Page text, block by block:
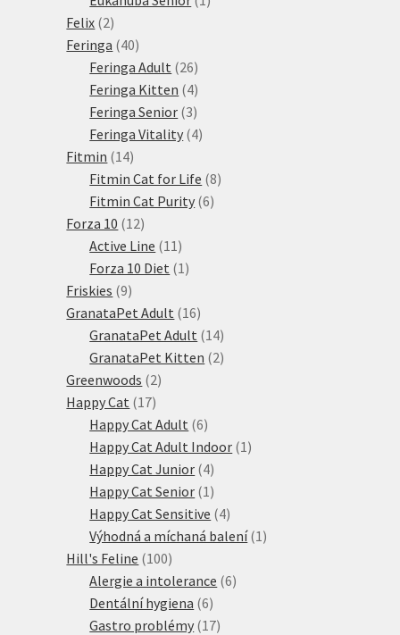
Felix 22
produkty
Feringa 4040
produktů
Feringa Adult 2626
produktů
Feringa Kitten 44
produkty
Feringa Senior 33
produkty
Feringa Vitality 44
Fitmin 1414
produktů
Fitmin Cat for Life 88
Fitmin Cat Purity 66
Forza 10 1212
produktů
Active Line 11 11
produktů
Forza 10 Diet 1 1
Friskies 99
produktů
GranataPet Adult 1616
produktů
GranataPet Adult 1414
produktů
GranataPet Kitten 22
Greenwoods 22
Happy Cat 1717
produktů
Happy Cat Adult 66
produktů
Happy Cat Adult Indoor 1 1
Happy Cat Junior 44
produkty
Happy Cat Senior 1 1
produkt
Happy Cat Sensitive 44
produkty
Výhodná a míchaná balení 1 1
Hill's Feline 100100
produktů
Alergie a intolerance 66
Dentální hygiena 66
produktů
Gastro problémy 1717